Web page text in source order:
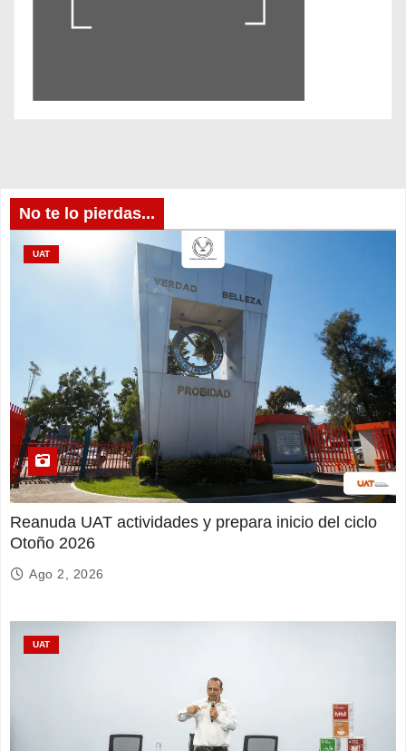
No te lo pierdas...
UAT
Reanuda UAT actividades y prepara inicio del ciclo
Otoño 2026
Ago 2, 2026
UAT